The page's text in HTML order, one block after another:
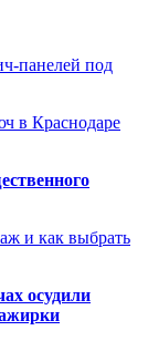
панелей под
в Краснодаре
и как выбрать
осудили